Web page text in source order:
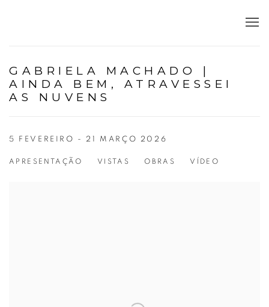
GABRIELA MACHADO |
AINDA BEM, ATRAVESSEI
AS NUVENS
5 FEVEREIRO - 21 MARÇO 2026
APRESENTAÇÃO VISTAS OBRAS VÍDEO